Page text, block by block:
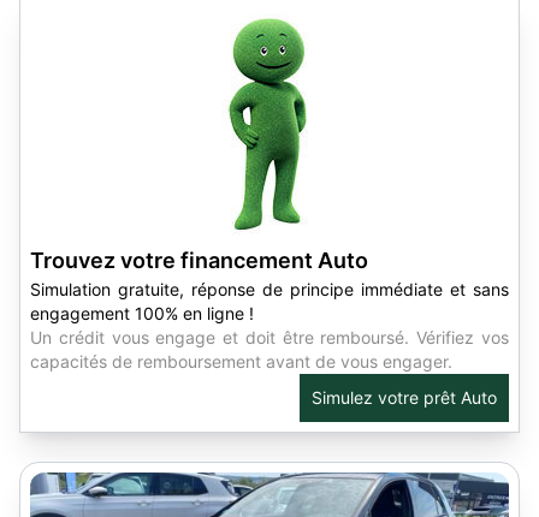
Trouvez votre financement Auto
Simulation gratuite, réponse de principe immédiate et sans
engagement 100% en ligne !
Un crédit vous engage et doit être remboursé. Vérifiez vos
capacités de remboursement avant de vous engager.
Simulez votre prêt Auto